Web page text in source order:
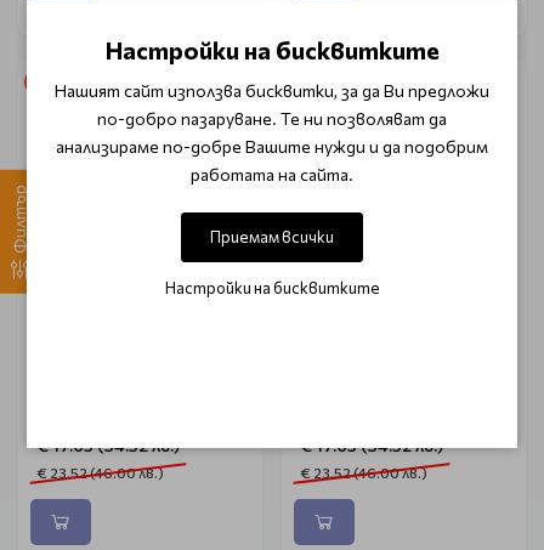
Филтър
-25%
€ 17.65 (34.52 лв.)
€ 23.52 (46.00 лв.)
-25%
€ 17.65 (34.52 лв.)
€ 23.52 (46.00 лв.)
Настройки на бисквитките
Нашият сайт използва бисквитки, за да Ви предложи
по-добро пазаруване. Те ни позволяват да
анализираме по-добре Вашите нужди и да подобрим
работата на сайта.
Приемам всички
Настройки на бисквитките